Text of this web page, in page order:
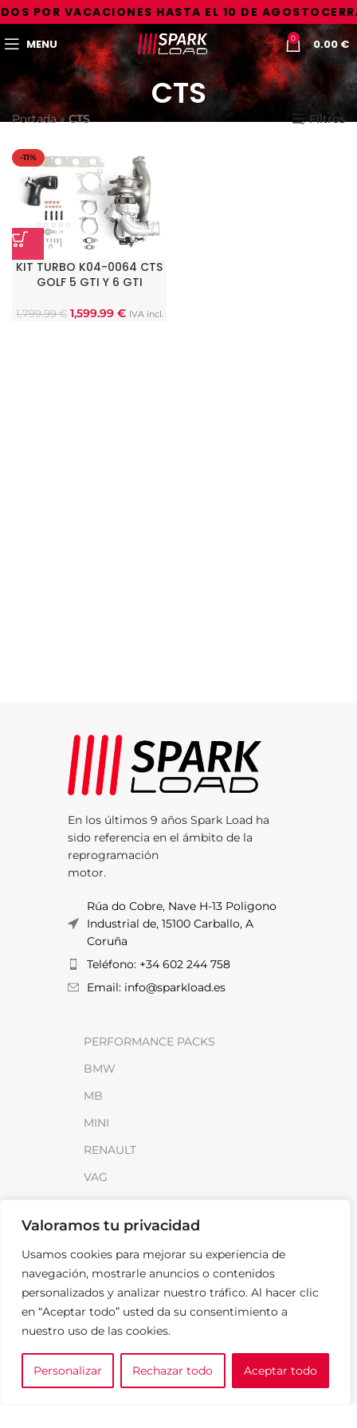
Valoramos tu privacidad
Usamos cookies para mejorar su experiencia de
navegación, mostrarle anuncios o contenidos
personalizados y analizar nuestro tráfico. Al hacer clic
en “Aceptar todo” usted da su consentimiento a
nuestro uso de las cookies.
Personalizar Rechazar todo Aceptar todo
POR VACACIONES HASTA EL 10 DE AGOSTO
MENU 0 0.00€
CTS
Portada»CTS Filtros
-11%
KIT TURBO K04-0064 CTS
GOLF 5 GTI Y 6 GTI
1,799.99€ 1,599.99 € IVA incl.
En los últimos 9 años Spark Load ha
sido referencia en el ámbito de la
reprogramación
motor.
Rúa do Cobre, Nave H-13 Poligono
Industrial de, 15100 Carballo, A
Coruña
Teléfono: +34 602 244 758
Email: info@sparkload.es
PERFORMANCE PACKS
BMW
MB
MINI
RENAULT
VAG
INFORMACIÓN
Sobre SparkLoad
Distribuidores
FAQ
Contacto
Noticias
0